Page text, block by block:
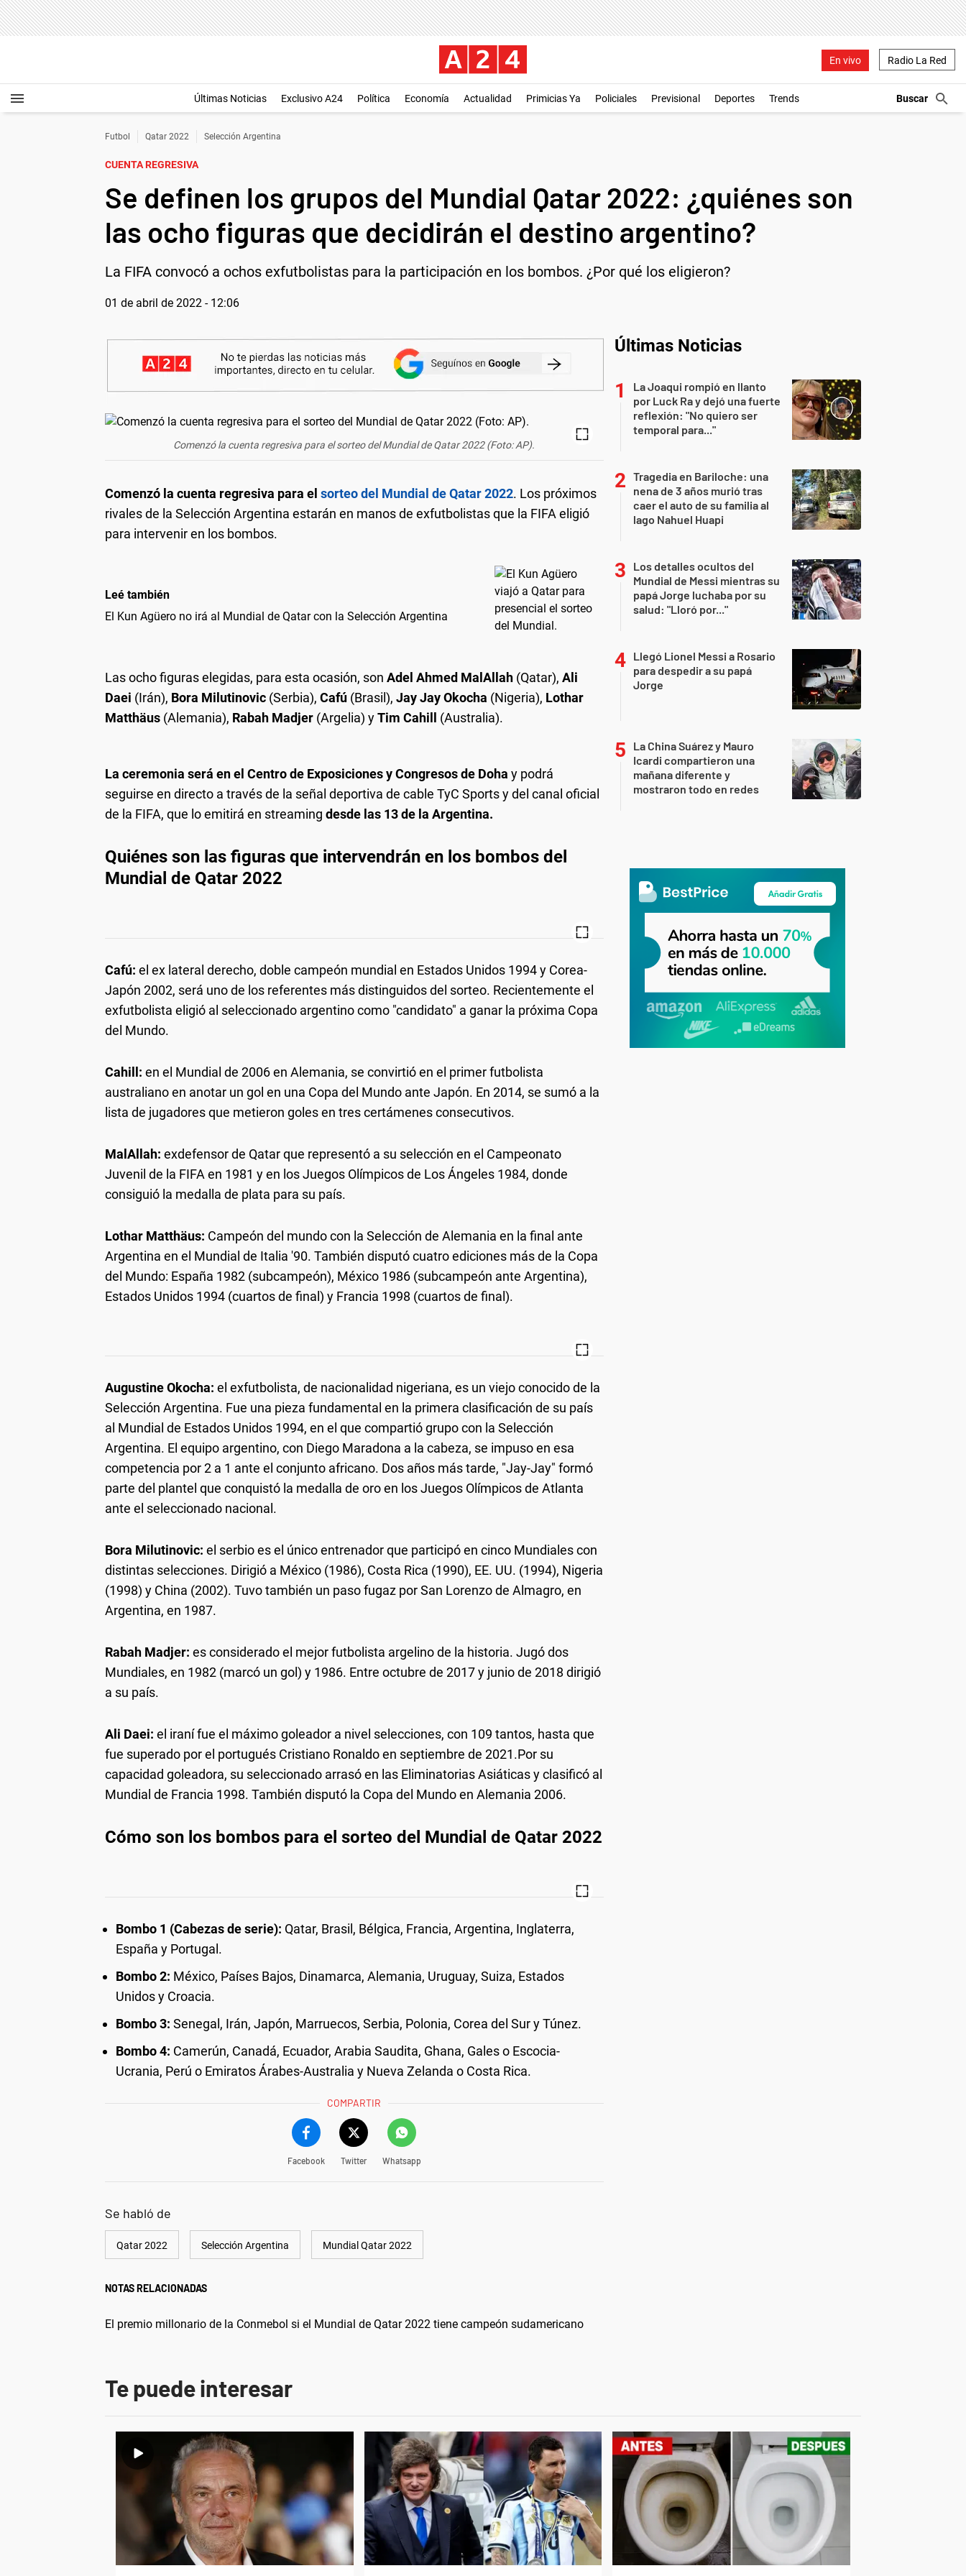
En vivo Radio La Red
Últimas Noticias Exclusivo A24 Política Economía Actualidad Primicias Ya Policiales Previsional Deportes Trends
Futbol Qatar 2022 Selección Argentina
CUENTA REGRESIVA
Se definen los grupos del Mundial Qatar 2022: ¿quiénes son
las ocho figuras que decidirán el destino argentino?
La FIFA convocó a ochos exfutbolistas para la participación en los bombos. ¿Por qué los eligieron?
01 de abril de 2022 - 12:06
Comenzó la cuenta regresiva para el sorteo del Mundial de Qatar 2022 (Foto: AP).
Comenzó la cuenta regresiva para el sorteo del Mundial de Qatar 2022. Los próximos
rivales de la Selección Argentina estarán en manos de exfutbolistas que la FIFA eligió
para intervenir en los bombos.
Leé también
El Kun Agüero no irá al Mundial de Qatar con la Selección Argentina
Las ocho figuras elegidas, para esta ocasión, son Adel Ahmed MalAllah (Qatar), Ali
Daei (Irán), Bora Milutinovic (Serbia), Cafú (Brasil), Jay Jay Okocha (Nigeria), Lothar
Matthäus (Alemania), Rabah Madjer (Argelia) yTim Cahill (Australia).
La ceremonia será en el Centro de Exposiciones y Congresos de Doha y podrá
seguirse en directo a través de la señal deportiva de cable TyC Sports y del canal oficial
de la FIFA, que lo emitirá en streaming desde las 13 de la Argentina.
Quiénes son las figuras que intervendrán en los bombos del
Mundial de Qatar 2022
Cafú: el ex lateral derecho, doble campeón mundial en Estados Unidos 1994 y Corea-
Japón 2002, será uno de los referentes más distinguidos del sorteo. Recientemente el
exfutbolista eligió al seleccionado argentino como "candidato" a ganar la próxima Copa
del Mundo.
Cahill: en el Mundial de 2006 en Alemania, se convirtió en el primer futbolista
australiano en anotar un gol en una Copa del Mundo ante Japón. En 2014, se sumó a la
lista de jugadores que metieron goles en tres certámenes consecutivos.
MalAllah: exdefensor de Qatar que representó a su selección en el Campeonato
Juvenil de la FIFA en 1981 y en los Juegos Olímpicos de Los Ángeles 1984, donde
consiguió la medalla de plata para su país.
Lothar Matthäus: Campeón del mundo con la Selección de Alemania en la final ante
Argentina en el Mundial de Italia '90. También disputó cuatro ediciones más de la Copa
del Mundo: España 1982 (subcampeón), México 1986 (subcampeón ante Argentina),
Estados Unidos 1994 (cuartos de final) y Francia 1998 (cuartos de final).
Augustine Okocha: el exfutbolista, de nacionalidad nigeriana, es un viejo conocido de la
Selección Argentina. Fue una pieza fundamental en la primera clasificación de su país
al Mundial de Estados Unidos 1994, en el que compartió grupo con la Selección
Argentina. El equipo argentino, con Diego Maradona a la cabeza, se impuso en esa
competencia por 2 a 1 ante el conjunto africano. Dos años más tarde, "Jay-Jay" formó
parte del plantel que conquistó la medalla de oro en los Juegos Olímpicos de Atlanta
ante el seleccionado nacional.
Bora Milutinovic: el serbio es el único entrenador que participó en cinco Mundiales con
distintas selecciones. Dirigió a México (1986), Costa Rica (1990), EE. UU. (1994), Nigeria
(1998) y China (2002). Tuvo también un paso fugaz por San Lorenzo de Almagro, en
Argentina, en 1987.
Rabah Madjer: es considerado el mejor futbolista argelino de la historia. Jugó dos
Mundiales, en 1982 (marcó un gol) y 1986. Entre octubre de 2017 y junio de 2018 dirigió
a su país.
Ali Daei: el iraní fue el máximo goleador a nivel selecciones, con 109 tantos, hasta que
fue superado por el portugués Cristiano Ronaldo en septiembre de 2021.Por su
capacidad goleadora, su seleccionado arrasó en las Eliminatorias Asiáticas y clasificó al
Mundial de Francia 1998. También disputó la Copa del Mundo en Alemania 2006.
Cómo son los bombos para el sorteo del Mundial de Qatar 2022
Bombo 1 (Cabezas de serie): Qatar, Brasil, Bélgica, Francia, Argentina, Inglaterra,
España y Portugal.
Bombo 2: México, Países Bajos, Dinamarca, Alemania, Uruguay, Suiza, Estados
Unidos y Croacia.
Bombo 3: Senegal, Irán, Japón, Marruecos, Serbia, Polonia, Corea del Sur y Túnez.
Bombo 4: Camerún, Canadá, Ecuador, Arabia Saudita, Ghana, Gales o Escocia-
Ucrania, Perú o Emiratos Árabes-Australia y Nueva Zelanda o Costa Rica.
COMPARTIR
Facebook Twitter Whatsapp
Se habló de
Qatar 2022 Selección Argentina Mundial Qatar 2022
NOTAS RELACIONADAS
El premio millonario de la Conmebol si el Mundial de Qatar 2022 tiene campeón sudamericano
Últimas Noticias
La Joaqui rompió en llanto
por Luck Ra y dejó una fuerte
reflexión: "No quiero ser
temporal para..."
Tragedia en Bariloche: una
nena de 3 años murió tras
caer el auto de su familia al
lago Nahuel Huapi
Los detalles ocultos del
Mundial de Messi mientras su
papá Jorge luchaba por su
salud: "Lloró por..."
Llegó Lionel Messi a Rosario
para despedir a su papá
Jorge
La China Suárez y Mauro
Icardi compartieron una
mañana diferente y
mostraron todo en redes
Te puede interesar